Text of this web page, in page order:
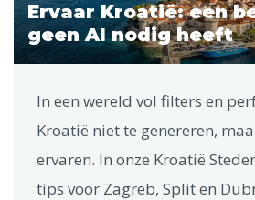
Ervaar Kroatië: een
geen AI nodig heeft
In een wereld vol filters en
Kroatië niet te genereren,
ervaren. In onze Kroatië
tips voor Zagreb, Split en